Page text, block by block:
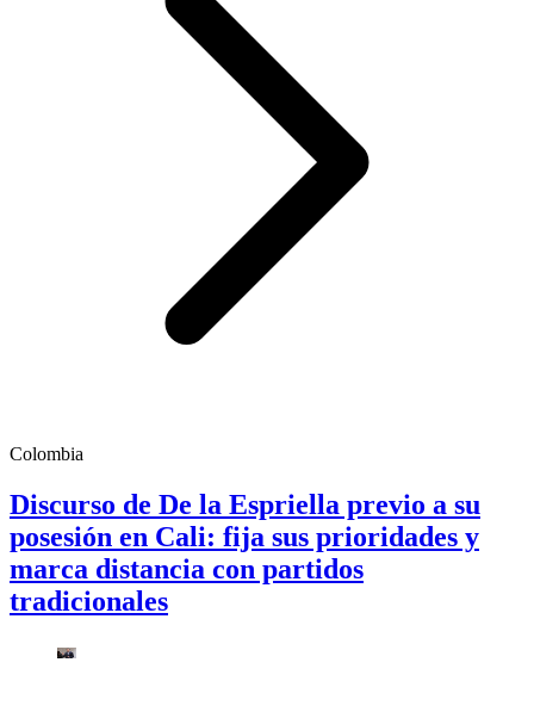
Colombia
Discurso de De la Espriella previo a su
posesión en Cali: fija sus prioridades y
marca distancia con partidos
tradicionales